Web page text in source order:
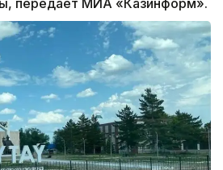
передает МИА «Казинформ».